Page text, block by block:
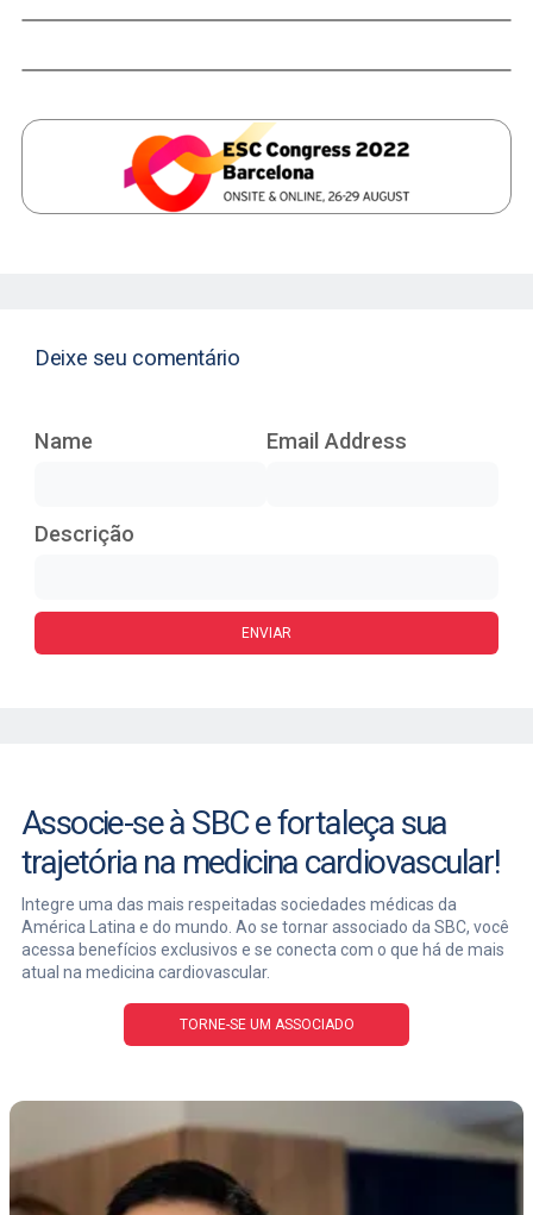
Deixe seu comentário
Name Email Address
Descrição
Associe-se à SBC e fortaleça sua
trajetória na medicina cardiovascular!
Integre uma das mais respeitadas sociedades médicas da
América Latina e do mundo. Ao se tornar associado da SBC, você
acessa benefícios exclusivos e se conecta com o que há de mais
atual na medicina cardiovascular.
TORNE-SE UM ASSOCIADO